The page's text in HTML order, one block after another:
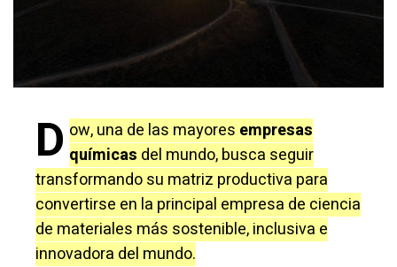
D ow, una de las mayores empresas
químicas del mundo, busca seguir
transformando su matriz productiva para
convertirse en la principal empresa de ciencia
de materiales más sostenible, inclusiva e
innovadora del mundo.